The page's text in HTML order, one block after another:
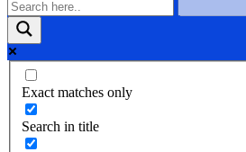
Exact matches only
Search in title